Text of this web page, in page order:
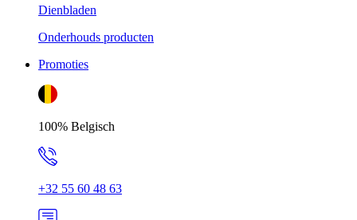
Dienbladen
Onderhouds producten
Promoties
100% Belgisch
+32 55 60 48 63